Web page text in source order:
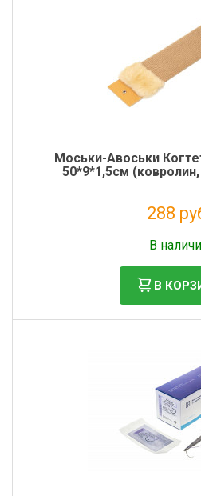
Моськи-Авоськи
50*9*1,5см
288
В
В